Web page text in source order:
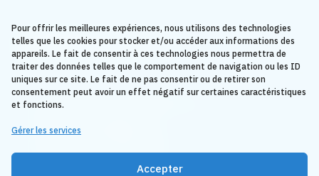
Pour offrir les meilleures expériences, nous utilisons des technologies
telles que les cookies pour stocker et/ou accéder aux informations des
appareils. Le fait de consentir à ces technologies nous permettra de
traiter des données telles que le comportement de navigation ou les ID
uniques sur ce site. Le fait de ne pas consentir ou de retirer son
consentement peut avoir un effet négatif sur certaines caractéristiques
et fonctions.
Gérer les services
Accepter
INFORMATIONS LÉGALES
Politique de confidentialité
Conditions générales
Politique de cookies